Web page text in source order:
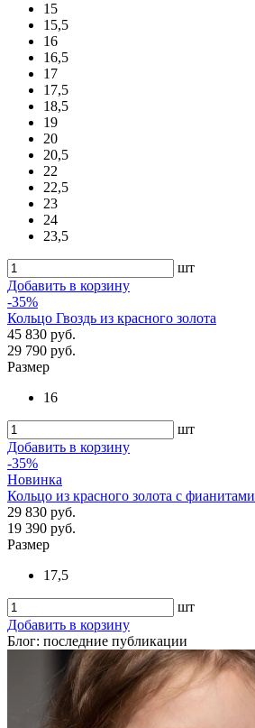
15
15,5
16
16,5
17
17,5
18,5
19
20
20,5
22
22,5
23
24
23,5
шт
Добавить в корзину
-35%
Кольцо Гвоздь из красного золота
45 830 руб.
29 790 руб.
Размер
16
шт
Добавить в корзину
-35%
Новинка
Кольцо из красного золота с фианитами
29 830 руб.
19 390 руб.
Размер
17,5
шт
Добавить в корзину
Блог: последние публикации